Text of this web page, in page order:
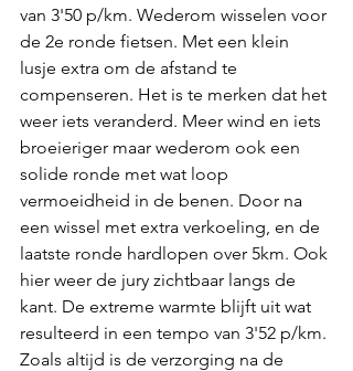
van 3'50 p/km. Wederom wisselen voor
de 2e ronde fietsen. Met een klein
lusje extra om de afstand te
compenseren. Het is te merken dat het
weer iets veranderd. Meer wind en iets
broeieriger maar wederom ook een
solide ronde met wat loop
vermoeidheid in de benen. Door na
een wissel met extra verkoeling, en de
laatste ronde hardlopen over 5km. Ook
hier weer de jury zichtbaar langs de
kant. De extreme warmte blijft uit wat
resulteerd in een tempo van 3'52 p/km.
Zoals altijd is de verzorging na de